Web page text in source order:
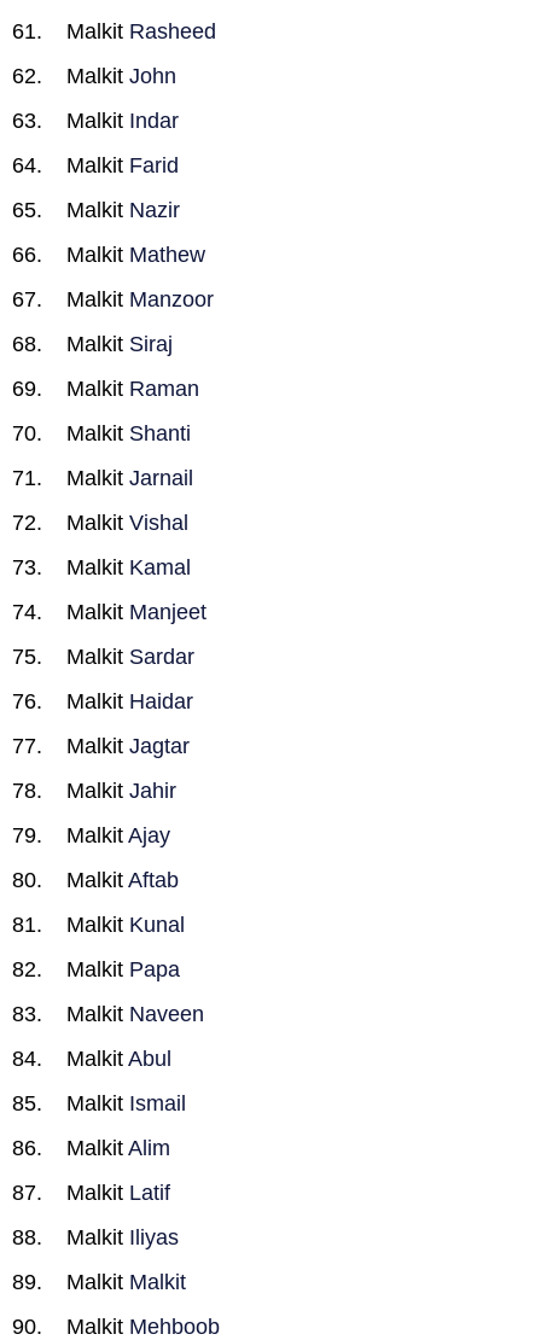
Malkit Rasheed
Malkit John
Malkit Indar
Malkit Farid
Malkit Nazir
Malkit Mathew
Malkit Manzoor
Malkit Siraj
Malkit Raman
Malkit Shanti
Malkit Jarnail
Malkit Vishal
Malkit Kamal
Malkit Manjeet
Malkit Sardar
Malkit Haidar
Malkit Jagtar
Malkit Jahir
Malkit Ajay
Malkit Aftab
Malkit Kunal
Malkit Papa
Malkit Naveen
Malkit Abul
Malkit Ismail
Malkit Alim
Malkit Latif
Malkit Iliyas
Malkit Malkit
Malkit Mehboob